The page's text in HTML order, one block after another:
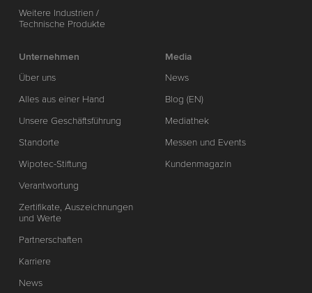
Weitere Industrien /
Technische Produkte
Unternehmen
Über uns
Alles aus einer Hand
Unsere Geschäftsführung
Standorte
Wipotec-Stiftung
Verantwortung
Zertifikate, Auszeichnungen
und Werte
Partnerschaften
Karriere
News
Media
News
Blog (EN)
Mediathek
Messen und Events
Kundenmagazin